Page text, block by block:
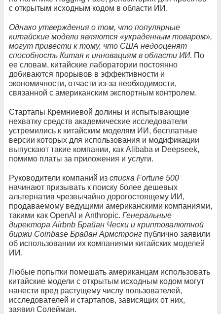
с открытым исходным кодом в области ИИ.
Однако утверждения о том, что популярные
китайские модели являются «украденным товаром»,
могут привести к тому, что США недооценят
способность Китая к инновациям в области ИИ. По
ее словам, китайские лаборатории постоянно
добиваются прорывов в эффективности и
экономичности, отчасти из-за необходимости,
связанной с американским экспортным контролем.
Стартапы Кремниевой долины и испытывающие
нехватку средств академические исследователи
устремились к китайским моделям ИИ, бесплатные
версии которых для использования и модификации
выпускают такие компании, как Alibaba и Deepseek,
помимо платы за приложения и услуги.
Руководители компаний из списка Fortune 500
начинают призывать к поиску более дешевых
альтернатив чрезвычайно дорогостоящему ИИ,
продаваемому ведущими американскими компаниями,
такими как OpenAI и Anthropic. Генеральные
директора Airbnb Брайан Чески и криптовалютной
биржи Coinbase Брайан Армстронг публично заявили
об использовании их компаниями китайских моделей
ИИ.
Любые попытки помешать американцам использовать
китайские модели с открытым исходным кодом могут
нанести вред растущему числу пользователей,
исследователей и стартапов, зависящих от них,
заявил Солейман.